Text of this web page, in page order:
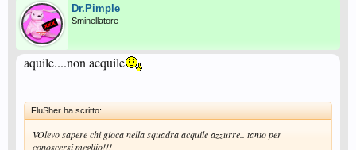
Dr.Pimple
Sminellatore
aquile....non acquile
FluSher ha scritto:
VOlevo sapere chi gioca nella squadra acquile azzurre.. tanto per
conoscersi megliio!!!